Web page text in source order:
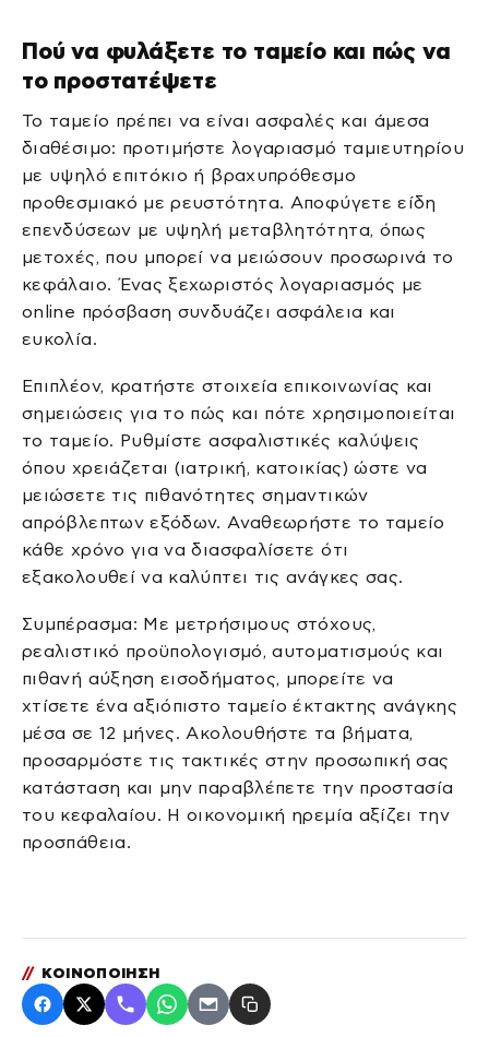
Πού να φυλάξετε το ταμείο και πώς να
το προστατέψετε
Το ταμείο πρέπει να είναι ασφαλές και άμεσα
διαθέσιμο: προτιμήστε λογαριασμό ταμιευτηρίου
με υψηλό επιτόκιο ή βραχυπρόθεσμο
προθεσμιακό με ρευστότητα. Αποφύγετε είδη
επενδύσεων με υψηλή μεταβλητότητα, όπως
μετοχές, που μπορεί να μειώσουν προσωρινά το
κεφάλαιο. Ένας ξεχωριστός λογαριασμός με
online πρόσβαση συνδυάζει ασφάλεια και
ευκολία.
Επιπλέον, κρατήστε στοιχεία επικοινωνίας και
σημειώσεις για το πώς και πότε χρησιμοποιείται
το ταμείο. Ρυθμίστε ασφαλιστικές καλύψεις
όπου χρειάζεται (ιατρική, κατοικίας) ώστε να
μειώσετε τις πιθανότητες σημαντικών
απρόβλεπτων εξόδων. Αναθεωρήστε το ταμείο
κάθε χρόνο για να διασφαλίσετε ότι
εξακολουθεί να καλύπτει τις ανάγκες σας.
Συμπέρασμα: Με μετρήσιμους στόχους,
ρεαλιστικό προϋπολογισμό, αυτοματισμούς και
πιθανή αύξηση εισοδήματος, μπορείτε να
χτίσετε ένα αξιόπιστο ταμείο έκτακτης ανάγκης
μέσα σε 12 μήνες. Ακολουθήστε τα βήματα,
προσαρμόστε τις τακτικές στην προσωπική σας
κατάσταση και μην παραβλέπετε την προστασία
του κεφαλαίου. Η οικονομική ηρεμία αξίζει την
προσπάθεια.
// ΚΟΙΝΟΠΟΙΗΣΗ